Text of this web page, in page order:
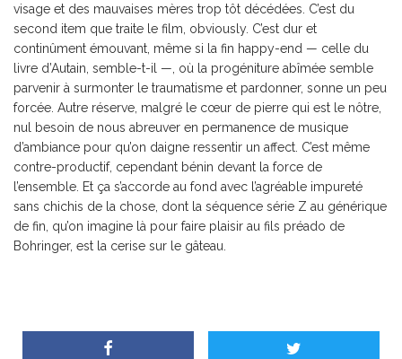
visage et des mauvaises mères trop tôt décédées. C’est du
second item que traite le film, obviously. C’est dur et
continûment émouvant, même si la fin happy-end — celle du
livre d’Autain, semble-t-il —, où la progéniture abîmée semble
parvenir à surmonter le traumatisme et pardonner, sonne un peu
forcée. Autre réserve, malgré le cœur de pierre qui est le nôtre,
nul besoin de nous abreuver en permanence de musique
d’ambiance pour qu’on daigne ressentir un affect. C’est même
contre-productif, cependant bénin devant la force de
l’ensemble. Et ça s’accorde au fond avec l’agréable impureté
sans chichis de la chose, dont la séquence série Z au générique
de fin, qu’on imagine là pour faire plaisir au fils préado de
Bohringer, est la cerise sur le gâteau.